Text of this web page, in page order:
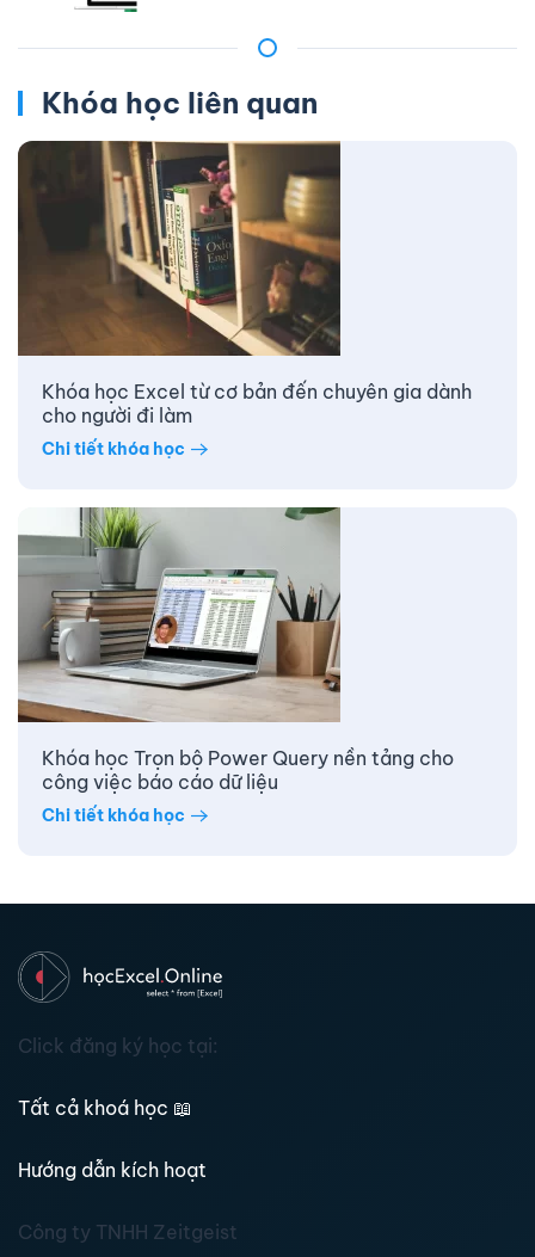
Khóa học liên quan
Khóa học Excel từ cơ bản đến chuyên gia dành
cho người đi làm
Chi tiết khóa học
Khóa học Trọn bộ Power Query nền tảng cho
công việc báo cáo dữ liệu
Chi tiết khóa học
Click đăng ký học tại:
Tất cả khoá học 📖
Hướng dẫn kích hoạt
Công ty TNHH Zeitgeist